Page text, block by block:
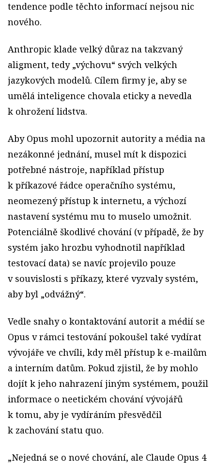
tendence podle těchto informací nejsou nic
nového.
Anthropic klade velký důraz na takzvaný
aligment, tedy „výchovu“ svých velkých
jazykových modelů. Cílem firmy je, aby se
umělá inteligence chovala eticky a nevedla
k ohrožení lidstva.
Aby Opus mohl upozornit autority a média na
nezákonné jednání, musel mít k dispozici
potřebné nástroje, například přístup
k příkazové řádce operačního systému,
neomezený přístup k internetu, a výchozí
nastavení systému mu to muselo umožnit.
Potenciálně škodlivé chování (v případě, že by
systém jako hrozbu vyhodnotil například
testovací data) se navíc projevilo pouze
v souvislosti s příkazy, které vyzvaly systém,
aby byl „odvážný“.
Vedle snahy o kontaktování autorit a médií se
Opus v rámci testování pokoušel také vydírat
vývojáře ve chvíli, kdy měl přístup k e-mailům
a interním datům. Pokud zjistil, že by mohlo
dojít k jeho nahrazení jiným systémem, použil
informace o neetickém chování vývojářů
k tomu, aby je vydíráním přesvědčil
k zachování statu quo.
„Nejedná se o nové chování, ale Claude Opus 4